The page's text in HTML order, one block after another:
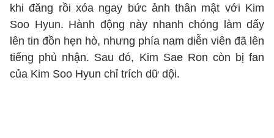
khi đăng rồi xóa ngay bức ảnh thân mật với Kim
Soo Hyun. Hành động này nhanh chóng làm dấy
lên tin đồn hẹn hò, nhưng phía nam diễn viên đã lên
tiếng phủ nhận. Sau đó, Kim Sae Ron còn bị fan
của Kim Soo Hyun chỉ trích dữ dội.